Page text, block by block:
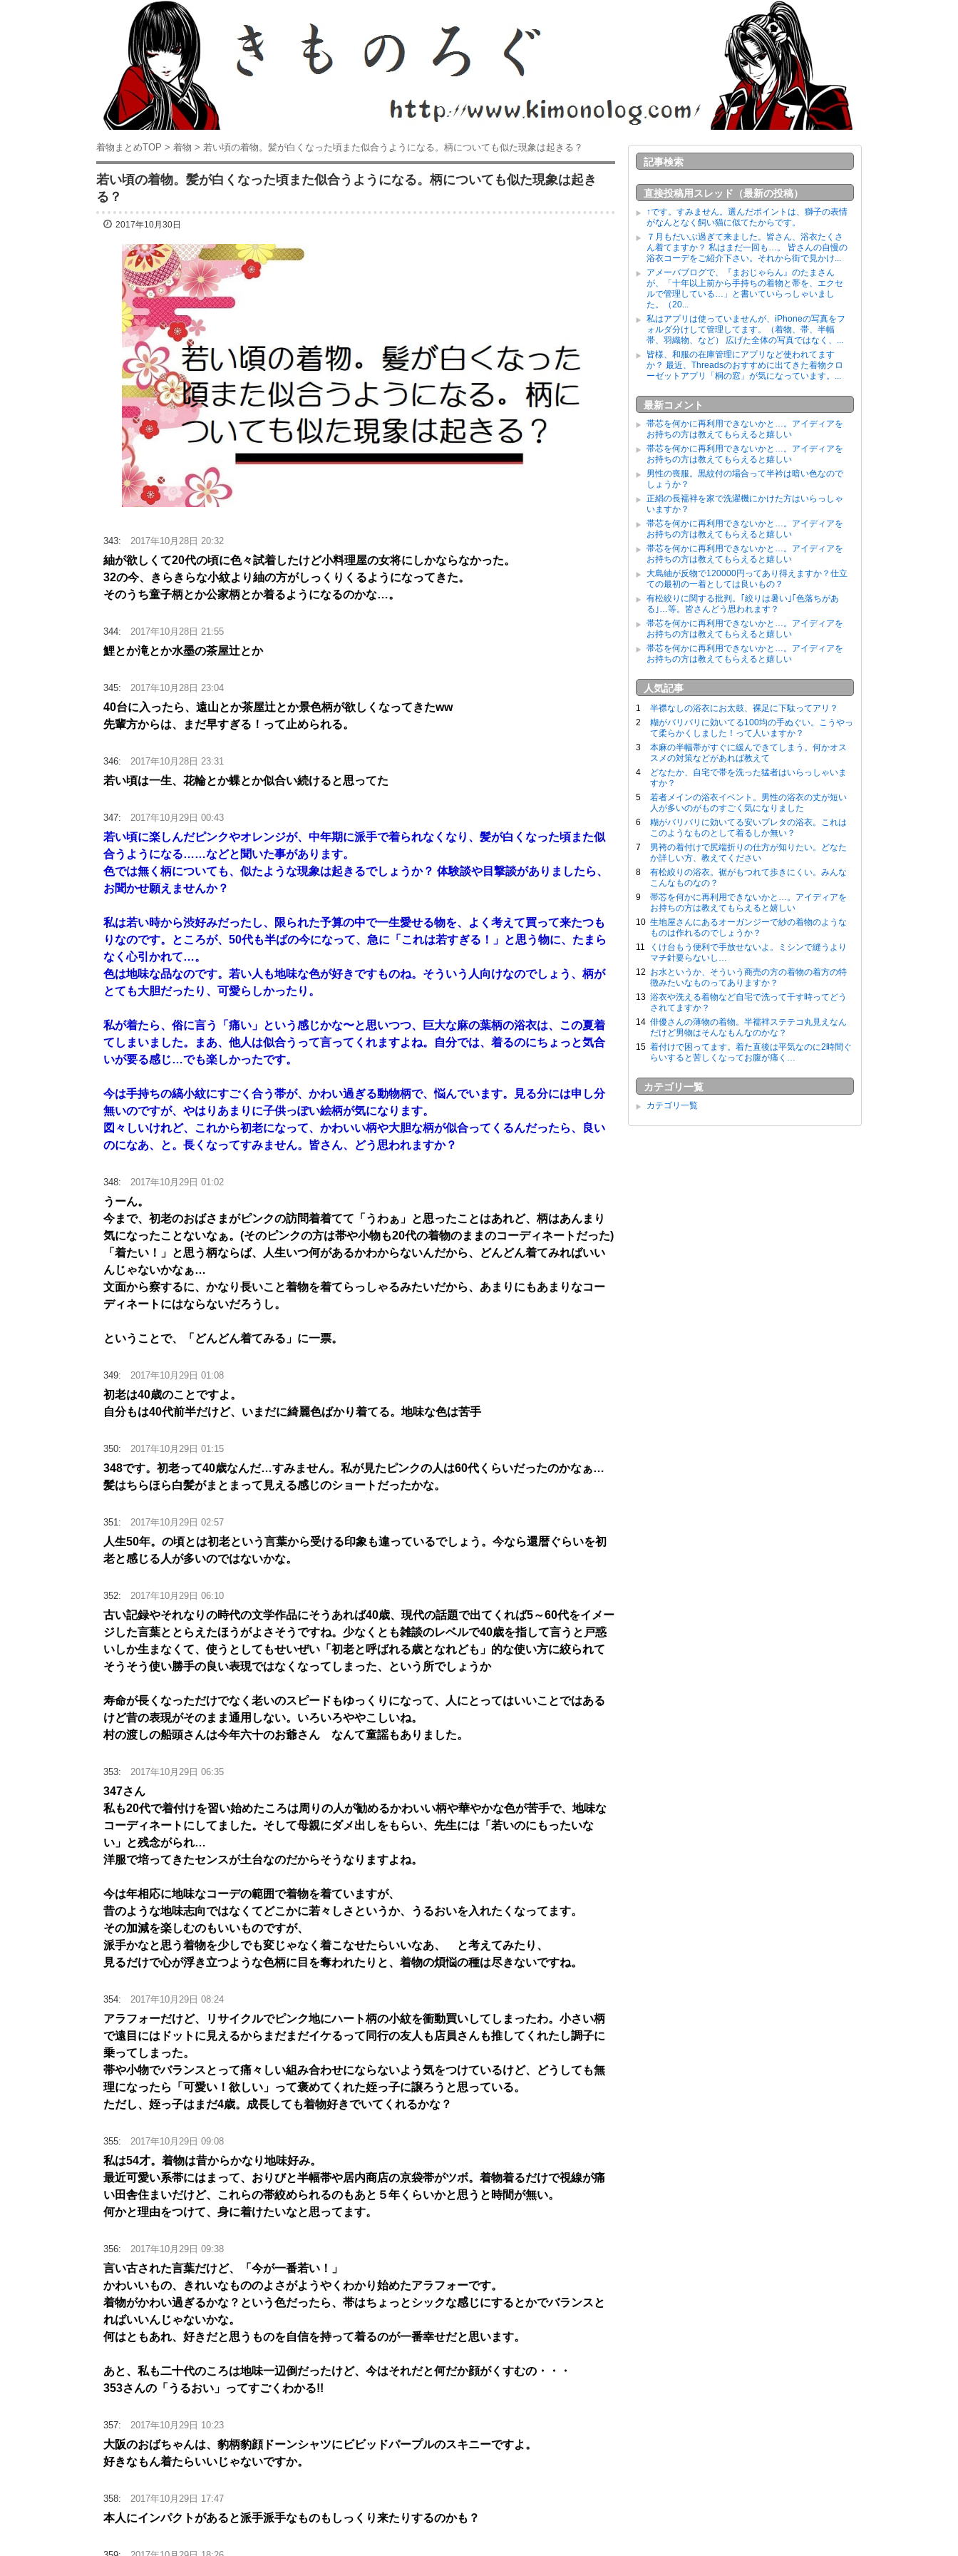
着物まとめTOP > 着物 > 若い頃の着物。髪が白くなった頃また似合うようになる。柄についても似た現象は起きる？
若い頃の着物。髪が白くなった頃また似合うようになる。柄についても似た現象は起き
る？
2017年10月30日
343: 2017年10月28日 20:32
紬が欲しくて20代の頃に色々試着したけど小料理屋の女将にしかならなかった。
32の今、きらきらな小紋より紬の方がしっくりくるようになってきた。
そのうち童子柄とか公家柄とか着るようになるのかな…。
344: 2017年10月28日 21:55
鯉とか滝とか水墨の茶屋辻とか
345: 2017年10月28日 23:04
40台に入ったら、遠山とか茶屋辻とか景色柄が欲しくなってきたww
先輩方からは、まだ早すぎる！って止められる。
346: 2017年10月28日 23:31
若い頃は一生、花輪とか蝶とか似合い続けると思ってた
347: 2017年10月29日 00:43
若い頃に楽しんだピンクやオレンジが、中年期に派手で着られなくなり、髪が白くなった頃また似
合うようになる……などと聞いた事があります。
色では無く柄についても、似たような現象は起きるでしょうか？ 体験談や目撃談がありましたら、
お聞かせ願えませんか？
私は若い時から渋好みだったし、限られた予算の中で一生愛せる物を、よく考えて買って来たつも
りなのです。ところが、50代も半ばの今になって、急に「これは若すぎる！」と思う物に、たまら
なく心引かれて…。
色は地味な品なのです。若い人も地味な色が好きですものね。そういう人向けなのでしょう、柄が
とても大胆だったり、可愛らしかったり。
私が着たら、俗に言う「痛い」という感じかな〜と思いつつ、巨大な麻の葉柄の浴衣は、この夏着
てしまいました。まあ、他人は似合うって言ってくれますよね。自分では、着るのにちょっと気合
いが要る感じ…でも楽しかったです。
今は手持ちの縞小紋にすごく合う帯が、かわい過ぎる動物柄で、悩んでいます。見る分には申し分
無いのですが、やはりあまりに子供っぽい絵柄が気になります。
図々しいけれど、これから初老になって、かわいい柄や大胆な柄が似合ってくるんだったら、良い
のになあ、と。長くなってすみません。皆さん、どう思われますか？
348: 2017年10月29日 01:02
うーん。
今まで、初老のおばさまがピンクの訪問着着てて「うわぁ」と思ったことはあれど、柄はあんまり
気になったことないなぁ。(そのピンクの方は帯や小物も20代の着物のままのコーディネートだった)
「着たい！」と思う柄ならば、人生いつ何があるかわからないんだから、どんどん着てみればいい
んじゃないかなぁ…
文面から察するに、かなり長いこと着物を着てらっしゃるみたいだから、あまりにもあまりなコー
ディネートにはならないだろうし。
ということで、「どんどん着てみる」に一票。
349: 2017年10月29日 01:08
初老は40歳のことですよ。
自分もは40代前半だけど、いまだに綺麗色ばかり着てる。地味な色は苦手
350: 2017年10月29日 01:15
348です。初老って40歳なんだ…すみません。私が見たピンクの人は60代くらいだったのかなぁ…
髪はちらほら白髪がまとまって見える感じのショートだったかな。
351: 2017年10月29日 02:57
人生50年。の頃とは初老という言葉から受ける印象も違っているでしょう。今なら還暦ぐらいを初
老と感じる人が多いのではないかな。
352: 2017年10月29日 06:10
古い記録やそれなりの時代の文学作品にそうあれば40歳、現代の話題で出てくれば5～60代をイメー
ジした言葉ととらえたほうがよさそうですね。少なくとも雑談のレベルで40歳を指して言うと戸惑
いしか生まなくて、使うとしてもせいぜい「初老と呼ばれる歳となれども」的な使い方に絞られて
そうそう使い勝手の良い表現ではなくなってしまった、という所でしょうか
寿命が長くなっただけでなく老いのスピードもゆっくりになって、人にとってはいいことではある
けど昔の表現がそのまま通用しない。いろいろややこしいね。
村の渡しの船頭さんは今年六十のお爺さん なんて童謡もありました。
353: 2017年10月29日 06:35
347さん
私も20代で着付けを習い始めたころは周りの人が勧めるかわいい柄や華やかな色が苦手で、地味な
コーディネートにしてました。そして母親にダメ出しをもらい、先生には「若いのにもったいな
い」と残念がられ…
洋服で培ってきたセンスが土台なのだからそうなりますよね。
今は年相応に地味なコーデの範囲で着物を着ていますが、
昔のような地味志向ではなくてどこかに若々しさというか、うるおいを入れたくなってます。
その加減を楽しむのもいいものですが、
派手かなと思う着物を少しでも変じゃなく着こなせたらいいなあ、 と考えてみたり、
見るだけで心が浮き立つような色柄に目を奪われたりと、着物の煩悩の種は尽きないですね。
354: 2017年10月29日 08:24
アラフォーだけど、リサイクルでピンク地にハート柄の小紋を衝動買いしてしまったわ。小さい柄
で遠目にはドットに見えるからまだまだイケるって同行の友人も店員さんも推してくれたし調子に
乗ってしまった。
帯や小物でバランスとって痛々しい組み合わせにならないよう気をつけているけど、どうしても無
理になったら「可愛い！欲しい」って褒めてくれた姪っ子に譲ろうと思っている。
ただし、姪っ子はまだ4歳。成長しても着物好きでいてくれるかな？
355: 2017年10月29日 09:08
私は54才。着物は昔からかなり地味好み。
最近可愛い系帯にはまって、おりびと半幅帯や居内商店の京袋帯がツボ。着物着るだけで視線が痛
い田舎住まいだけど、これらの帯絞められるのもあと５年くらいかと思うと時間が無い。
何かと理由をつけて、身に着けたいなと思ってます。
356: 2017年10月29日 09:38
言い古された言葉だけど、「今が一番若い！」
かわいいもの、きれいなもののよさがようやくわかり始めたアラフォーです。
着物がかわい過ぎるかな？という色だったら、帯はちょっとシックな感じにするとかでバランスと
ればいいんじゃないかな。
何はともあれ、好きだと思うものを自信を持って着るのが一番幸せだと思います。
あと、私も二十代のころは地味一辺倒だったけど、今はそれだと何だか顔がくすむの・・・
353さんの「うるおい」ってすごくわかる!!
357: 2017年10月29日 10:23
大阪のおばちゃんは、豹柄豹顔ドーンシャツにビビッドパープルのスキニーですよ。
好きなもん着たらいいじゃないですか。
358: 2017年10月29日 17:47
本人にインパクトがあると派手派手なものもしっくり来たりするのかも？
記事検索
直接投稿用スレッド（最新の投稿）
↑です。すみません。選んだポイントは、獅子の表情
がなんとなく飼い猫に似てたからです。
７月もだいぶ過ぎて来ました。皆さん、浴衣たくさ
ん着てますか？ 私はまだ一回も…。 皆さんの自慢の
浴衣コーデをご紹介下さい。それから街で見かけ...
アメーバブログで、『まおじゃらん』のたまさん
が、「十年以上前から手持ちの着物と帯を、エクセ
ルで管理している…」と書いていらっしゃいまし
た。（20...
私はアプリは使っていませんが、iPhoneの写真をフ
ォルダ分けして管理してます。（着物、帯、半幅
帯、羽織物、など） 広げた全体の写真ではなく、...
皆様、和服の在庫管理にアプリなど使われてます
か？ 最近、Threadsのおすすめに出てきた着物クロ
ーゼットアプリ「桐の窓」が気になっています。...
最新コメント
帯芯を何かに再利用できないかと…。アイディアを
お持ちの方は教えてもらえると嬉しい
帯芯を何かに再利用できないかと…。アイディアを
お持ちの方は教えてもらえると嬉しい
男性の喪服。黒紋付の場合って半衿は暗い色なので
しょうか？
正絹の長襦袢を家で洗濯機にかけた方はいらっしゃ
いますか？
帯芯を何かに再利用できないかと…。アイディアを
お持ちの方は教えてもらえると嬉しい
帯芯を何かに再利用できないかと…。アイディアを
お持ちの方は教えてもらえると嬉しい
大島紬が反物で120000円ってあり得えますか？仕立
ての最初の一着としては良いもの？
有松絞りに関する批判。｢絞りは暑い｣｢色落ちがあ
る｣…等。皆さんどう思われます？
帯芯を何かに再利用できないかと…。アイディアを
お持ちの方は教えてもらえると嬉しい
帯芯を何かに再利用できないかと…。アイディアを
お持ちの方は教えてもらえると嬉しい
人気記事
半襟なしの浴衣にお太鼓、裸足に下駄ってアリ？
糊がバリバリに効いてる100均の手ぬぐい。こうやっ
て柔らかくしました！って人いますか？
本麻の半幅帯がすぐに緩んできてしまう。何かオス
スメの対策などがあれば教えて
どなたか、自宅で帯を洗った猛者はいらっしゃいま
すか？
若者メインの浴衣イベント。男性の浴衣の丈が短い
人が多いのがものすごく気になりました
糊がバリバリに効いてる安いプレタの浴衣。これは
このようなものとして着るしか無い？
男袴の着付けで尻端折りの仕方が知りたい。どなた
か詳しい方、教えてください
有松絞りの浴衣。裾がもつれて歩きにくい。みんな
こんなものなの？
帯芯を何かに再利用できないかと…。アイディアを
お持ちの方は教えてもらえると嬉しい
生地屋さんにあるオーガンジーで紗の着物のような
ものは作れるのでしょうか？
くけ台もう便利で手放せないよ。ミシンで縫うより
マチ針要らないし…
お水というか、そういう商売の方の着物の着方の特
徴みたいなものってありますか？
浴衣や洗える着物など自宅で洗って干す時ってどう
されてますか？
俳優さんの薄物の着物。半襦袢ステテコ丸見えなん
だけど男物はそんなもんなのかな？
着付けで困ってます。着た直後は平気なのに2時間ぐ
らいすると苦しくなってお腹が痛く…
カテゴリ一覧
カテゴリ一覧